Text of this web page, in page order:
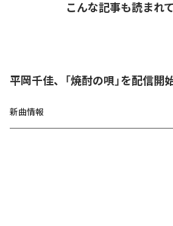
こんな記事も読まれ
平岡千佳、「焼酎の唄」を配信開
新曲情報